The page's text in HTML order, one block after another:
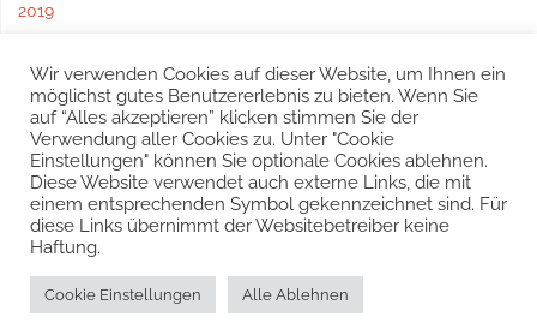
2019
2017
2392 Sulz im Wienerwald
Wir verwenden Cookies auf dieser Website, um Ihnen ein
möglichst gutes Benutzererlebnis zu bieten. Wenn Sie
auf “Alles akzeptieren” klicken stimmen Sie der
Verwendung aller Cookies zu. Unter "Cookie
Einstellungen" können Sie optionale Cookies ablehnen.
Diese Website verwendet auch externe Links, die mit
einem entsprechenden Symbol gekennzeichnet sind. Für
diese Links übernimmt der Websitebetreiber keine
Haftung.
Cookie Einstellungen Alle Ablehnen